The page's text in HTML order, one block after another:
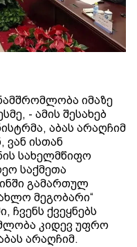
იმაზე
- ამის შესახებ
აბას არაღჩიმ
ვან ისთან
სახელმწიფო
საქმეთა
გამართულ
მეგობარი“
ჩვენს ქვეყნებს
კიდევ უფრო
არაღჩიმ.